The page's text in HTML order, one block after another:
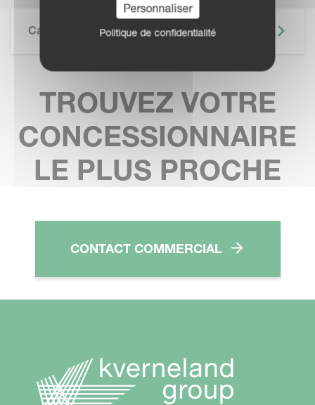
Caractéristiques Techniques
TROUVEZ VOTRE
CONCESSIONNAIRE
LE PLUS PROCHE
CONTACT COMMERCIAL
Personnaliser
Politique de confidentialité